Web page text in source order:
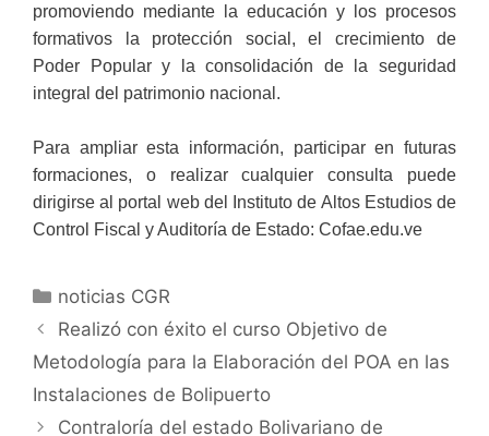
promoviendo mediante la educación y los procesos
formativos la protección social, el crecimiento de
Poder Popular y la consolidación de la seguridad
integral del patrimonio nacional.
Para ampliar esta información, participar en futuras
formaciones, o realizar cualquier consulta puede
dirigirse al portal web del Instituto de Altos Estudios de
Control Fiscal y Auditoría de Estado: Cofae.edu.ve
noticias CGR
Realizó con éxito el curso Objetivo de
Metodología para la Elaboración del POA en las
Instalaciones de Bolipuerto
Contraloría del estado Bolivariano de